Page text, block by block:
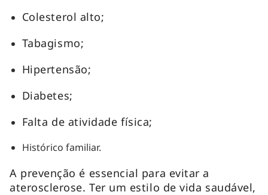
Colesterol alto;
Tabagismo;
Hipertensão;
Diabetes;
Falta de atividade física;
Histórico familiar.
A prevenção é essencial para evitar a
aterosclerose. Ter um estilo de vida saudável,